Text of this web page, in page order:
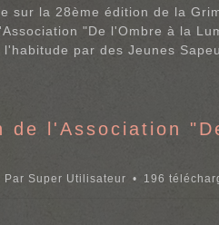
sur la 28ème édition de la
"De l'Ombre à la
l'habitude par des Jeunes
de l'Association
Par Super Utilisateur 196